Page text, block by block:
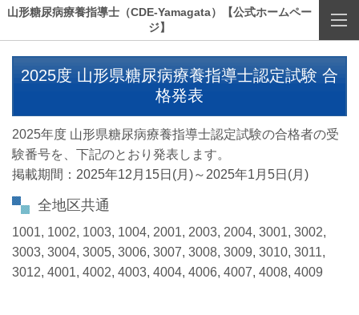
山形糖尿病療養指導士（CDE-Yamagata）【公式ホームペー
ジ】
2025度 山形県糖尿病療養指導士認定試験 合
格発表
2025年度 山形県糖尿病療養指導士認定試験の合格者の受
験番号を、下記のとおり発表します。
掲載期間：2025年12月15日(月)～2025年1月5日(月)
全地区共通
1001, 1002, 1003, 1004, 2001, 2003, 2004, 3001, 3002,
3003, 3004, 3005, 3006, 3007, 3008, 3009, 3010, 3011,
3012, 4001, 4002, 4003, 4004, 4006, 4007, 4008, 4009